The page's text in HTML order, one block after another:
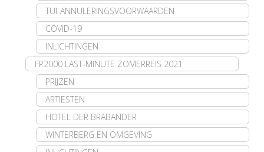
TUI-ANNULERINGSVOORWAARDEN
COVID-19
INLICHTINGEN
FP2000 LAST-MINUTE ZOMERREIS 2021
PRIJZEN
ARTIESTEN
HOTEL DER BRABANDER
WINTERBERG EN OMGEVING